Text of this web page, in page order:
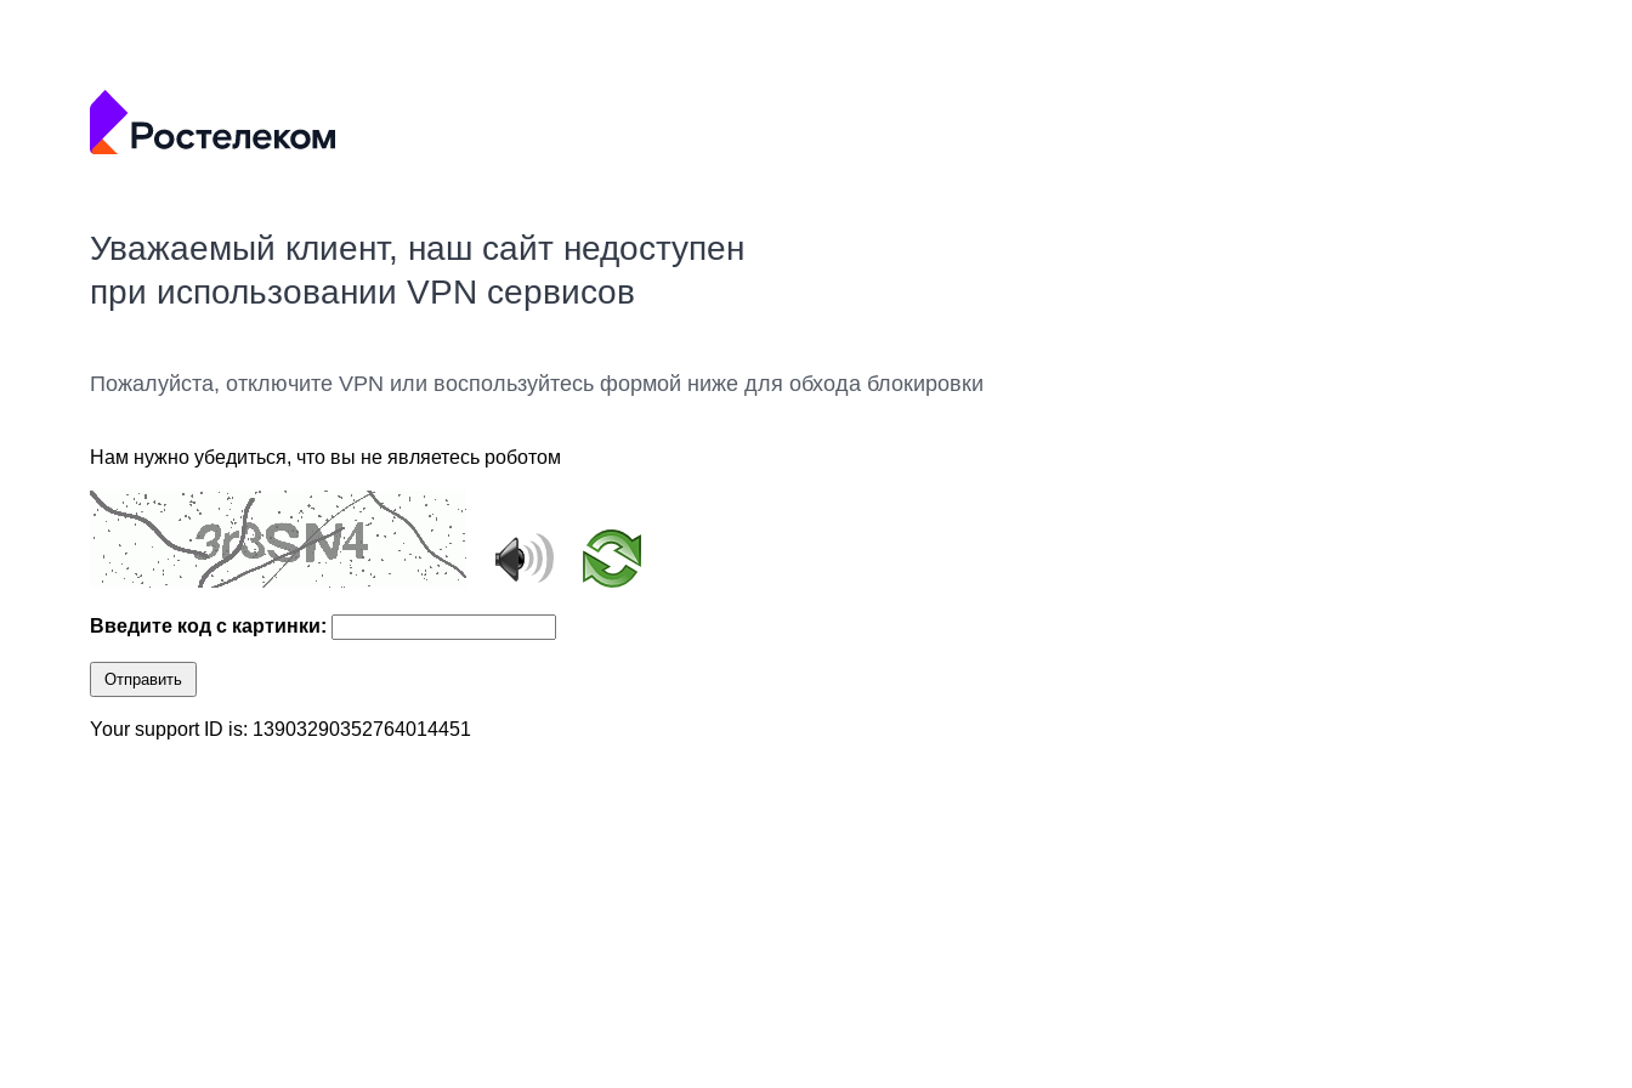
Уважаемый клиент, наш сайт недоступен
при использовании VPN сервисов
Пожалуйста, отключите VPN или воспользуйтесь формой ниже для обхода блокировки
Нам нужно убедиться, что вы не являетесь роботом
Введите код с картинки:
Отправить
Your support ID is: 13903290352764014451